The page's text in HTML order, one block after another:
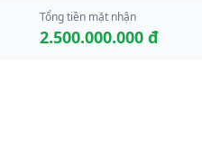
Tổng tiền mặt nhận
2.500.000.000 đ